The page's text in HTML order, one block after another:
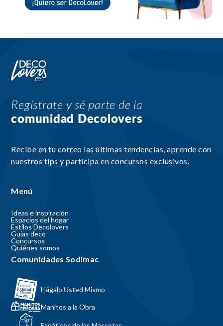
Regístrate y sé parte de la
comunidad Decolovers
Recibe en tu correo las últimas tendencias, aprende con
nuestros tips y participa en concursos exclusivos.
Menú
Ideas e inspiración
Espacios del hogar
Estilos Decolovers
Guías deco
Concursos
Quiénes somos
Comunidades Sodimac
Hágalo Usted Mismo
Manitos a la Obra